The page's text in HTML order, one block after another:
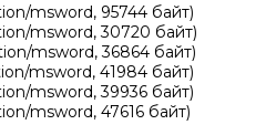
msword, 95744 байт)
msword, 30720 байт)
msword, 36864 байт)
msword, 41984 байт)
msword, 39936 байт)
msword, 47616 байт)